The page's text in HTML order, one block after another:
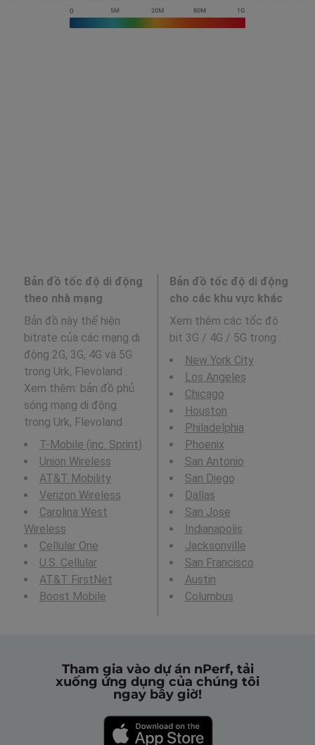
Bản đồ tốc độ di động
theo nhà mạng
Bản đồ này thể hiện
bitrate của các mạng di
động 2G, 3G, 4G và 5G
trong Urk, Flevoland .
Xem thêm: bản đồ phủ
sóng mạng di động
trong Urk, Flevoland .
T-Mobile (inc. Sprint)
Union Wireless
AT&T Mobility
Verizon Wireless
Carolina West
Wireless
Cellular One
U.S. Cellular
AT&T FirstNet
Boost Mobile
Bản đồ tốc độ di động
cho các khu vực khác
Xem thêm các tốc độ
bit 3G / 4G / 5G trong :
New York City
Los Angeles
Chicago
Houston
Philadelphia
Phoenix
San Antonio
San Diego
Dallas
San Jose
Indianapolis
Jacksonville
San Francisco
Austin
Columbus
Tham gia vào dự án nPerf, tải
xuống ứng dụng của chúng tôi
ngay bây giờ!